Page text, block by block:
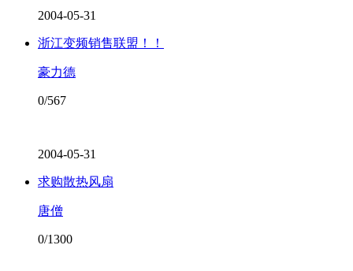
2004-05-31
浙江变频销售联盟！！
豪力德
0/567
2004-05-31
求购散热风扇
唐僧
0/1300